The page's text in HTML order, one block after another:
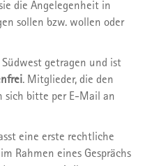
und unserem
die Angelegenheit in
sollen bzw. wollen oder
getragen und ist
. Mitglieder, die den
sich bitte per E-Mail an
eine erste rechtliche
Rahmen eines Gesprächs